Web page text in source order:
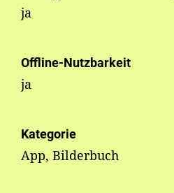
ja
Offline-Nutzbarkeit
ja
Kategorie
App, Bilderbuch